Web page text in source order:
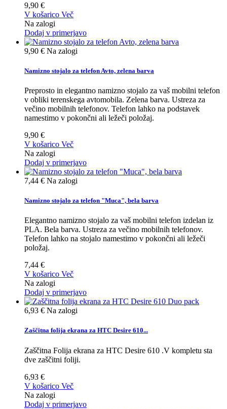
9,90 €
V košarico Več
Na zalogi
Dodaj v primerjavo
9,90 € Na zalogi
Namizno stojalo za telefon Avto, zelena barva
Preprosto in elegantno namizno stojalo za vaš mobilni telefon
v obliki terenskega avtomobila. Zelena barva. Ustreza za
večino mobilnih telefonov. Telefon lahko na podstavek
namestimo v pokončni ali ležeči položaj.
9,90 €
V košarico Več
Na zalogi
Dodaj v primerjavo
7,44 € Na zalogi
Namizno stojalo za telefon "Muca", bela barva
Elegantno namizno stojalo za vaš mobilni telefon izdelan iz
PLA. Bela barva. Ustreza za večino mobilnih telefonov.
Telefon lahko na stojalo namestimo v pokončni ali ležeči
položaj.
7,44 €
V košarico Več
Na zalogi
Dodaj v primerjavo
6,93 € Na zalogi
Zaščitna folija ekrana za HTC Desire 610...
Zaščitna Folija ekrana za HTC Desire 610 .V kompletu sta
dve zaščitni foliji.
6,93 €
V košarico Več
Na zalogi
Dodaj v primerjavo